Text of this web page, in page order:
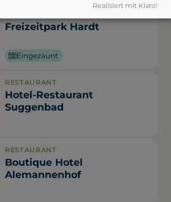
Freizeitpark Hardt
Eingezäunt
RESTAURANT
Hotel-Restaurant
Suggenbad
RESTAURANT
Boutique Hotel
Alemannenhof
Realisiert mit Klaro!